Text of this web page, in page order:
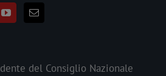
del Consiglio Nazionale